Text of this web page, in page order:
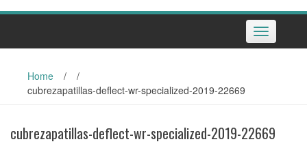
Toggle
navigation
Home /
/
cubrezapatillas-deflect-wr-specialized-2019-22669
cubrezapatillas-deflect-wr-specialized-2019-22669